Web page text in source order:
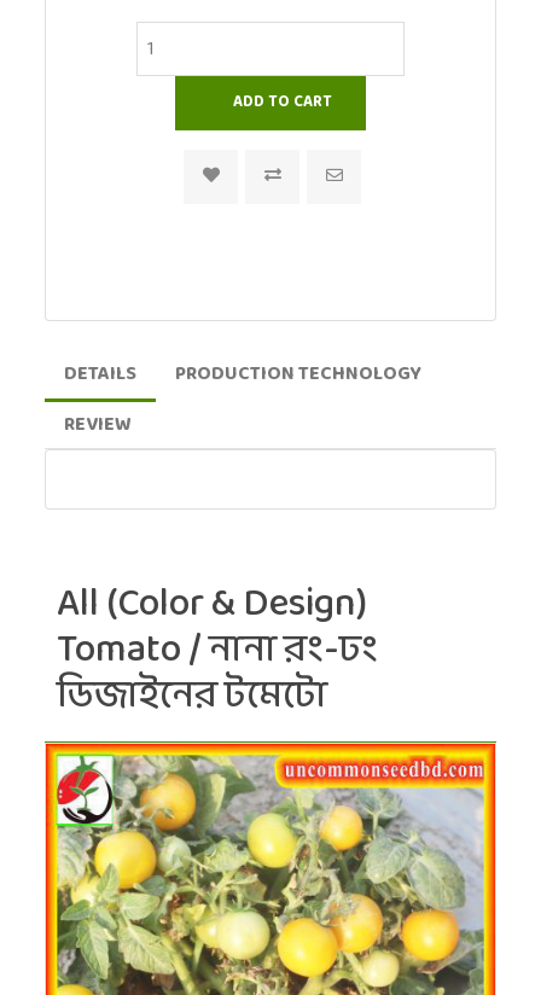
DETAILS
PRODUCTION TECHNOLOGY
REVIEW
All (Color & Design)
Tomato / নানা রং-ঢং
ডিজাইনের টমেটো